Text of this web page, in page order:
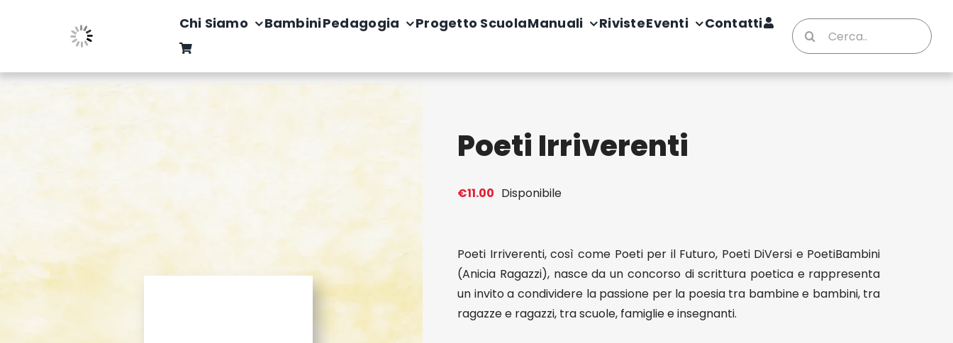
Chi Siamo BambiniPedagogia Progetto ScuolaManuali RivisteEventi Contatti
Cerca
per:
Poeti Irriverenti
€11.00 Disponibile
Poeti Irriverenti, così come Poeti per il Futuro, Poeti DiVersi e PoetiBambini
(Anicia Ragazzi), nasce da un concorso di scrittura poetica e rappresenta
un invito a condividere la passione per la poesia tra bambine e bambini, tra
ragazze e ragazzi, tra scuole, famiglie e insegnanti.